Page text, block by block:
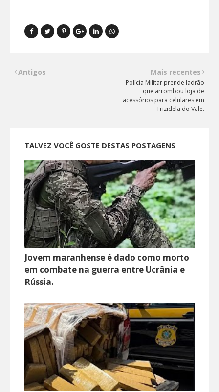
Mais recentes
Polícia Militar prende ladrão
que arrombou loja de
acessórios para celulares em
Trizidela do Vale.
Antigos
TALVEZ VOCÊ GOSTE DESTAS POSTAGENS
Jovem maranhense é dado como morto
em combate na guerra entre Ucrânia e
Rússia.